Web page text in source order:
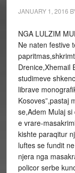
JANUARY 1, 2016
NGA LULZIM
Ne naten festive
Drenice,Xhemail
studimeve
librave
Kosoves”,pastaj
se,Adem Mulaj si
e vrare-
kishte paraqitur
luftes se fundit
njera nga
policor serbe